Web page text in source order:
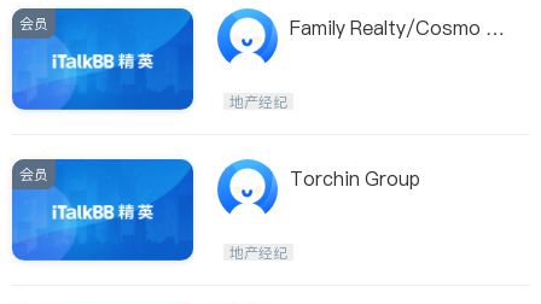
会员
Family Realty/Cosmo Ci
地产经纪
会员 Torchin Group
地产经纪